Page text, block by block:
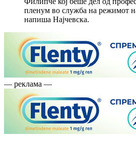
пленум во служба на режимот
напиша Најчевска.
— реклама —